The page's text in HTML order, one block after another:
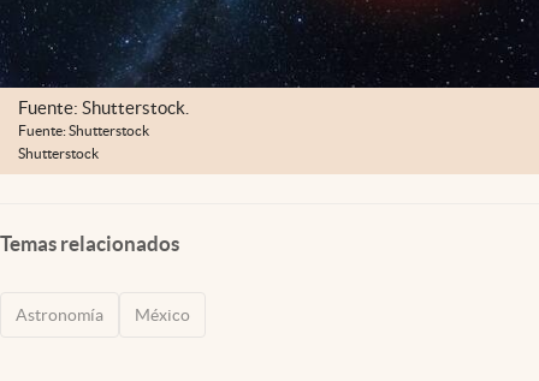
Fuente: Shutterstock.
Fuente: Shutterstock
Shutterstock
Temas relacionados
Astronomía México